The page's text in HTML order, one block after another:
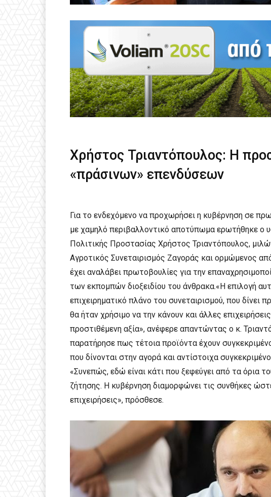
Χρήστος Τριαντόπουλος: Η
«πράσινων» επενδύσεων
Για το ενδεχόμενο να προχωρήσει η κυβέρνηση σε
με χαμηλό περιβαλλοντικό αποτύπωμα ερωτήθηκε ο
Πολιτικής Προστασίας Χρήστος Τριαντόπουλος,
Αγροτικός Συνεταιρισμός Ζαγοράς και ορμώμενος
έχει αναλάβει πρωτοβουλίες για την
των εκπομπών διοξειδίου του άνθρακα.«Η επιλογή
επιχειρηματικό πλάνο του συνεταιρισμού, που δίνει
θα ήταν χρήσιμο να την κάνουν και άλλες
προστιθέμενη αξία», ανέφερε απαντώντας ο κ.
παρατήρησε πως τέτοια προϊόντα έχουν
που δίνονται στην αγορά και αντίστοιχα
«Συνεπώς, εδώ είναι κάτι που ξεφεύγει από τα όρια
ζήτησης. Η κυβέρνηση διαμορφώνει τις συνθήκες
επιχειρήσεις», πρόσθεσε.